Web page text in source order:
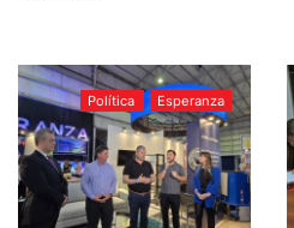
Política Esperanza